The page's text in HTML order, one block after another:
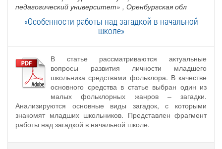
педагогический университет» , Оренбургская обл
«Особенности работы над загадкой в начальной
школе»
В статье рассматриваются актуальные
вопросы развития личности младшего
школьника средствами фольклора. В качестве
основного средства в статье выбран один из
малых фольклорных жанров – загадки.
Анализируются основные виды загадок, с которыми
знакомят младших школьников. Представлен фрагмент
работы над загадкой в начальной школе.